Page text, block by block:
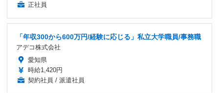
正社員
「年収300から600万円/経験に応じる」私立大学職員/事務職
アデコ株式会社
愛知県
時給1,420円
契約社員 / 派遣社員